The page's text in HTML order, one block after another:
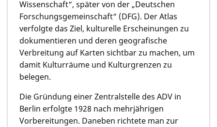
Wissenschaft“, später von der „Deutschen
Forschungsgemeinschaft“ (DFG). Der Atlas
verfolgte das Ziel, kulturelle Erscheinungen zu
dokumentieren und deren geografische
Verbreitung auf Karten sichtbar zu machen, um
damit Kulturräume und Kulturgrenzen zu
belegen.
Die Gründung einer Zentralstelle des ADV in
Berlin erfolgte 1928 nach mehrjährigen
Vorbereitungen. Daneben richtete man zur